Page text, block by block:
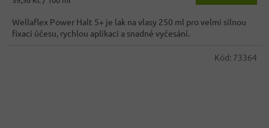
Wellaflex Power Halt 5+ je lak na vlasy 250 ml pro velmi silnou
fixaci účesu, rychlou aplikaci a snadné vyčesání.
Kód: 73364